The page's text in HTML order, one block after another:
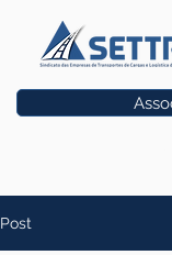
Post